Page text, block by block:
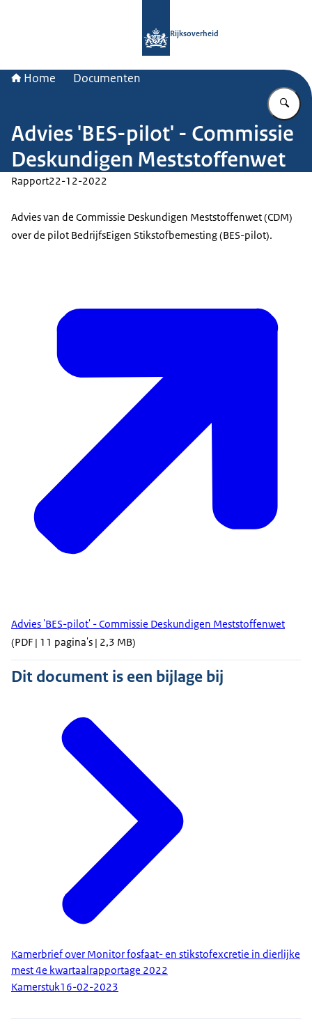
Rijksoverheid
Home Documenten
Advies 'BES-pilot' - Commissie
Deskundigen Meststoffenwet
Rapport22-12-2022
Advies van de Commissie Deskundigen Meststoffenwet (CDM)
over de pilot BedrijfsEigen Stikstofbemesting (BES-pilot).
Advies 'BES-pilot' - Commissie Deskundigen Meststoffenwet
(PDF | 11 pagina's | 2,3 MB)
Dit document is een bijlage bij
Kamerbrief over Monitor fosfaat- en stikstofexcretie in dierlijke
mest 4e kwartaalrapportage 2022
Kamerstuk16-02-2023